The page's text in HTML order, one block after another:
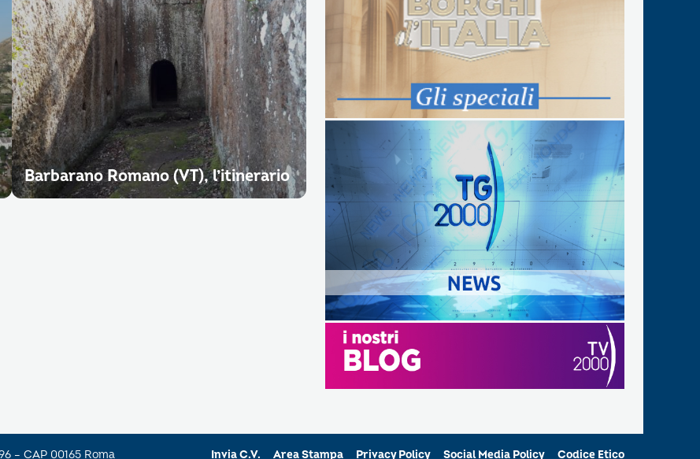
Barbarano Romano (VT), l’itinerario
– CAP 00165 Roma Invia C.V. Area Stampa Privacy Policy Social Media Policy Codice Etico